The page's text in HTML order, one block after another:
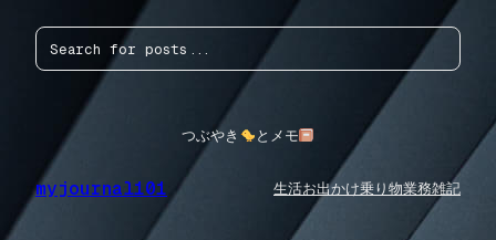
検
索
つぶやき とメモ
myjournal101 生活お出かけ乗り物業務雑記